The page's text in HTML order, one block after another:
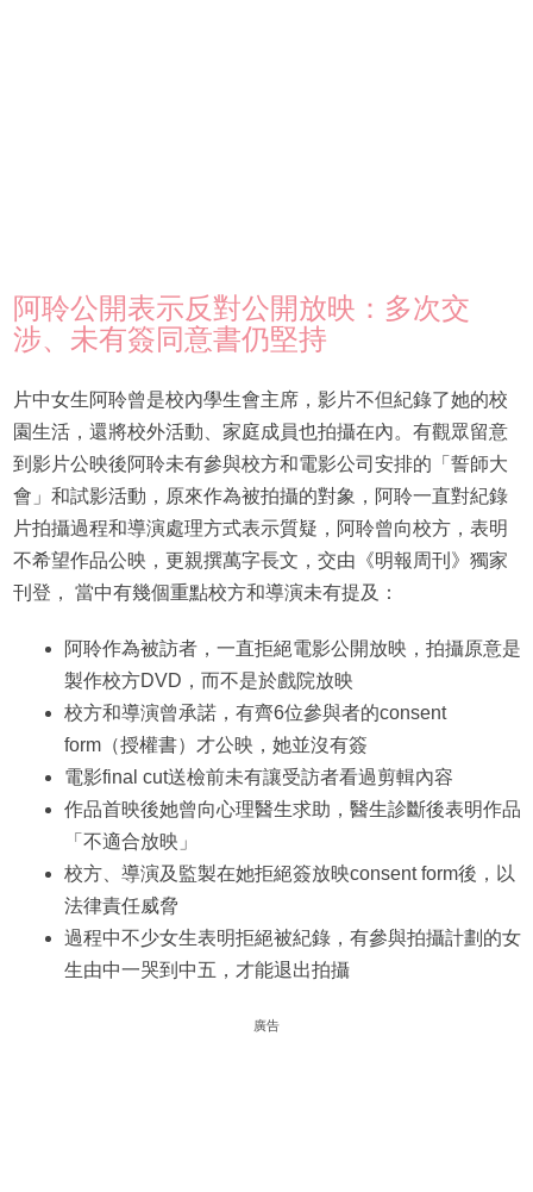
阿聆公開表示反對公開放映：多次交
涉、未有簽同意書仍堅持
片中女生阿聆曾是校內學生會主席，影片不但紀錄了她的校
園生活，還將校外活動、家庭成員也拍攝在內。有觀眾留意
到影片公映後阿聆未有參與校方和電影公司安排的「誓師大
會」和試影活動，原來作為被拍攝的對象，阿聆一直對紀錄
片拍攝過程和導演處理方式表示質疑，阿聆曾向校方，表明
不希望作品公映，更親撰萬字長文，交由《明報周刊》獨家
刊登， 當中有幾個重點校方和導演未有提及：
阿聆作為被訪者，一直拒絕電影公開放映，拍攝原意是
製作校方DVD，而不是於戲院放映
校方和導演曾承諾，有齊6位參與者的consent
form（授權書）才公映，她並沒有簽
電影final cut送檢前未有讓受訪者看過剪輯內容
作品首映後她曾向心理醫生求助，醫生診斷後表明作品
「不適合放映」
校方、導演及監製在她拒絕簽放映consent form後，以
法律責任威脅
過程中不少女生表明拒絕被紀錄，有參與拍攝計劃的女
生由中一哭到中五，才能退出拍攝
廣告